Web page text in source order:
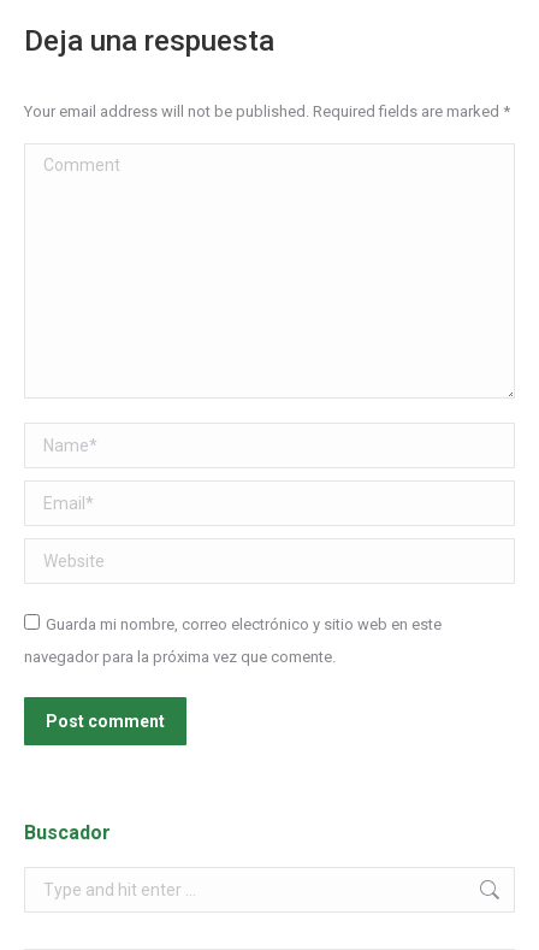
Deja una respuesta
Your email address will not be published. Required fields are marked *
Comment
Name *
Email *
Website
Guarda mi nombre, correo electrónico y sitio web en este
navegador para la próxima vez que comente.
Post comment
Buscador